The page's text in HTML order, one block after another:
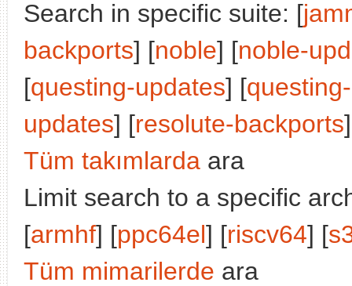
Search in specific suite: [
backports] [noble] [noble-
[questing-updates] [
updates] [resolute-backports
Tüm takımlarda ara
Limit search to a specific
[armhf] [ppc64el] [riscv64] [
Tüm mimarilerde ara